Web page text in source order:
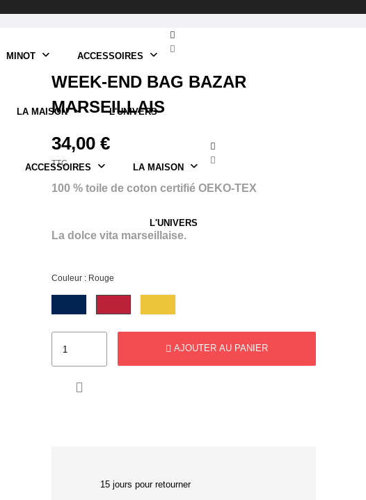
MINOT ACCESSOIRES
LA MAISON L'UNIVERS
ACCESSOIRES LA MAISON
L'UNIVERS
WEEK-END BAG BAZAR
MARSEILLAIS
34,00 €
TTC
100 % toile de coton certifié OEKO-TEX
La dolce vita marseillaise.
Couleur : Rouge
AJOUTER AU PANIER

15 jours pour retourner